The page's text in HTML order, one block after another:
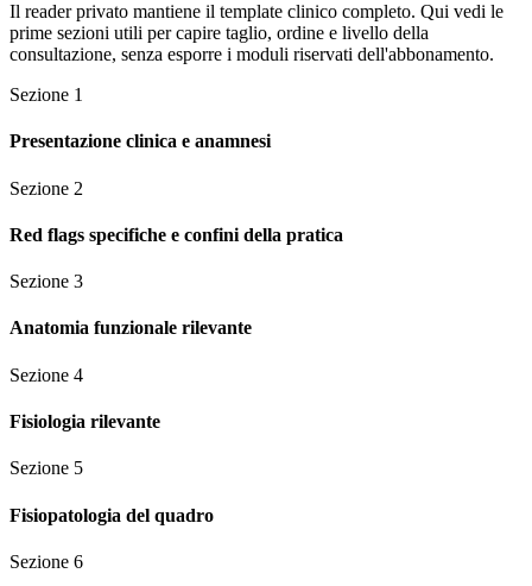
Il reader privato mantiene il template clinico completo. Qui vedi le
prime sezioni utili per capire taglio, ordine e livello della
consultazione, senza esporre i moduli riservati dell'abbonamento.
Sezione 1
Presentazione clinica e anamnesi
Sezione 2
Red flags specifiche e confini della pratica
Sezione 3
Anatomia funzionale rilevante
Sezione 4
Fisiologia rilevante
Sezione 5
Fisiopatologia del quadro
Sezione 6